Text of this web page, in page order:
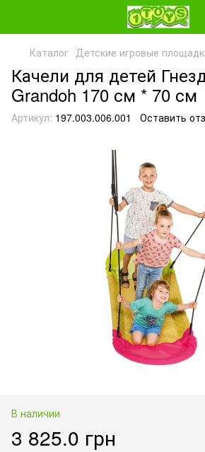
Каталог Детские игровые
Качели для детей
Grandoh 170 см * 70 см
Артикул: 197.003.006.001 Оставить
В наличии
3 825.0 грн